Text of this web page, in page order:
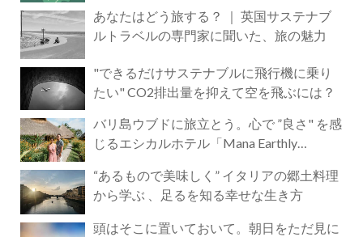
あなたはどう旅する？ ｜ 英国サステナブ
ルトラベルの専門家に聞いた、旅の魅力
"できるだけサステナブルに飛行機に乗り
たい" CO2排出量を抑えて空を飛ぶには？
バリ島ウブドに旅立とう。心で ”良さ" を感
じるエシカルホテル「Mana Earthly
“あるもので美味しく” イタリアの郷土料理
から学ぶ 、足るを知る幸せな生き方
頭はそこに置いておいて。朝日をただ見に